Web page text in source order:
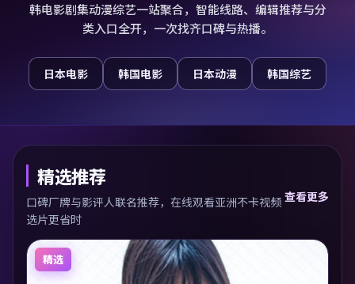
韩电影剧集动漫综艺一站聚合，智能线路、编辑推荐与分
类入口全开，一次找齐口碑与热播。
日本电影 韩国电影 日本动漫 韩国综艺
精选推荐
口碑厂牌与影评人联名推荐，在线观看亚洲不卡视频
选片更省时
查看更多
精选